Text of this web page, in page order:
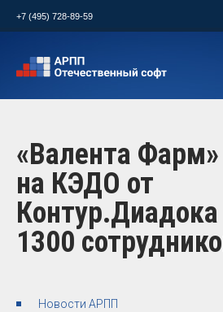
+7 (495) 728-89-59
«Валента
на КЭДО от
Контур.Диадока
1300
Новости АРПП